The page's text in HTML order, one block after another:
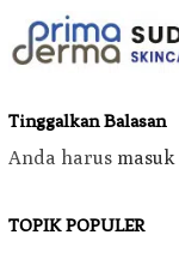
Tinggalkan Balasan
Anda harus masuk
TOPIK POPULER